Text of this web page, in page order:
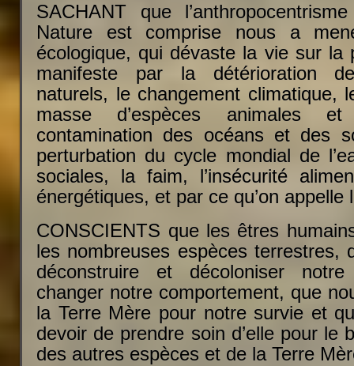
SACHANT que
Nature est comprise nous a
écologique, qui dévaste la vie sur la
manifeste par la détérioration
naturels, le changement climatique,
masse d’espèces animales
contamination des océans et des
perturbation du cycle mondial de
sociales, la faim, l’insécurité
énergétiques, et par ce qu’on appelle
CONSCIENTS que les êtres
les nombreuses espèces terrestres,
déconstruire et décoloniser
changer notre comportement, que
la Terre Mère pour notre survie et
devoir de prendre soin d’elle pour le
des autres espèces et de la Terre